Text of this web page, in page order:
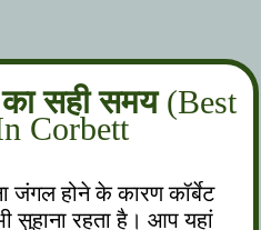
सही समय(Best
Corbett
जंगल होने के कारण कॉर्बेट
सुहाना रहता है। आप यहां